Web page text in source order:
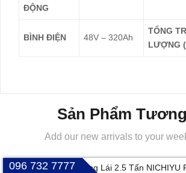
ĐỘNG
BÌNH ĐIỆN 48V – 320Ah
TỔNG
LƯỢNG
Sản Phẩm
Add our new arrivals to your
096 732 7777